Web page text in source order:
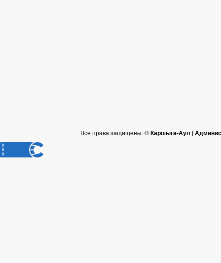
Все права защищены. ©Каршыга-Аул |